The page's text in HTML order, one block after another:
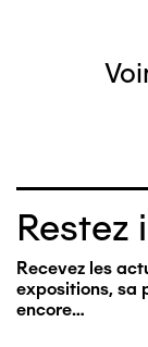
Restez
Recevez les
expositions, sa
encore…